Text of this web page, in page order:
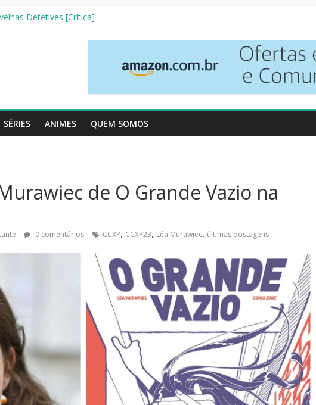
[Resenha Literária]
do Universo [Crtítica]
SÉRIES ANIMES QUEM SOMOS
de O Grande Vazio na
0 comentários CCXP, CCXP23, Léa Murawiec, últimas postagens